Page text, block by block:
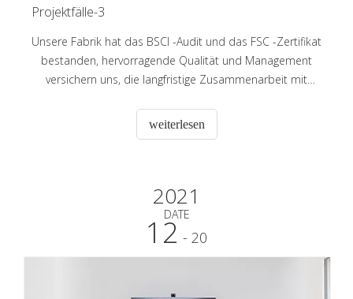
Projektfälle-3
Unsere Fabrik hat das BSCI -Audit und das FSC -Zertifikat
bestanden, hervorragende Qualität und Management
versichern uns, die langfristige Zusammenarbeit mit
Australien, Europa und Amerika usw. zu halten. Wir
begrüßen Kunden aus aller Welt herzlich, um uns für die
weiterlesen
2021
DATE
12 - 20